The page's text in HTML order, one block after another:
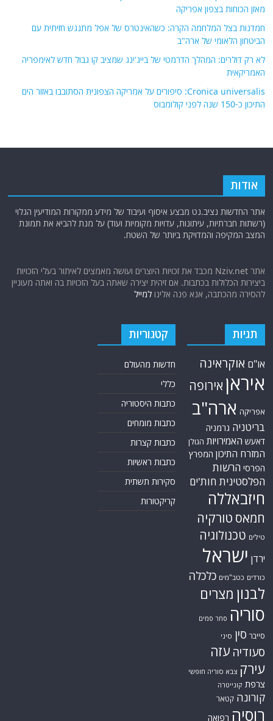
מאזן הכוחות בצפון אפריקה
חמדנות בצל המלחמה הקרה: כשהאינטרס של אפל מתנגש חזיתית עם
הביטחון הלאומי של ארה"ב
לא רק דולרים: המהלך הדרמטי של בייג'ינג שמציב קו גבול חדש לאימפריה
האמריקאית
Cronica universalis: סיפורים על אמריקה הצפונית הסתובבו באזור הים
התיכון כ-150 שנה לפני קולומבוס
אודות
אתר החדשות נציב.נט מבצע איסוף ועיבוד של מידע ממקורות המודיעין הגלוי
(רשתות חברתיות, עיתונות, עדויות מקומיות ועוד) על מנת להביא את תמונת
המצב המקיפה והמדויקת ביותר של השטח.
אתר Nziv.net מכבד את זכויות היוצרים ועושה מאמצים לאיתור בעלי הזכויות
ביצירות הכלולות בכתבות. אם זיהית יצירה שאתה בעל הזכויות בה ואתה מעוניין
להסירה מהכתבה, אנא פנה אלינולמייל
תגיות
או"ם אוקראינה
איראן אירופה
אפריקה ארה"ב
בריטניה גרמניה
דאעש האמירויות הגולן
המזרח התיכון המפרץ
הפרסי הרשות
הפלסטינית חות'ים
חיזבאללה
חמאס טורקיה
טילים טכנולוגיה
ירדן ישראל
כורדים כטב"מים כלכלה
לבנון מצרים
סוריה סחר סמים
סייבר סין סיני
סעודיה עזה
עירק צבא סוריה חופשי
צרפת קונייטרה
קורונה קטאר
רוסיה רפואה
קטגוריות
חדשות מהעולם
כללי
כתבות היסטוריה
כתבות מומחים
כתבות קצרות
כתבות ראשיות
סקירות תשתית
קריקטורות